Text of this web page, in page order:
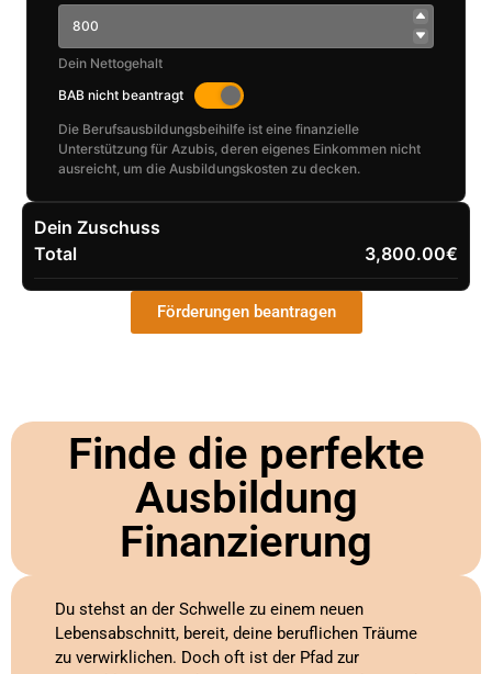
Dein Nettogehalt
BAB nicht beantragt
Die Berufsausbildungsbeihilfe ist eine finanzielle
Unterstützung für Azubis, deren eigenes Einkommen nicht
ausreicht, um die Ausbildungskosten zu decken.
Dein Zuschuss
Total
3,800.00€
Förderungen beantragen
Finde die perfekte
Ausbildung
Finanzierung
Du stehst an der Schwelle zu einem neuen
Lebensabschnitt, bereit, deine beruflichen Träume
zu verwirklichen. Doch oft ist der Pfad zur